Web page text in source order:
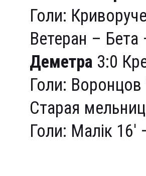
Голи:
Ветеран – Бета
Деметра 3:0
Голи: Воронцов
Старая
Голи: Малік 16′